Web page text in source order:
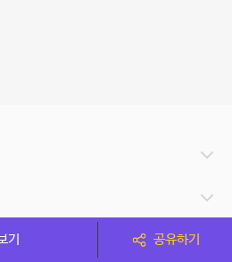
기 공유하기